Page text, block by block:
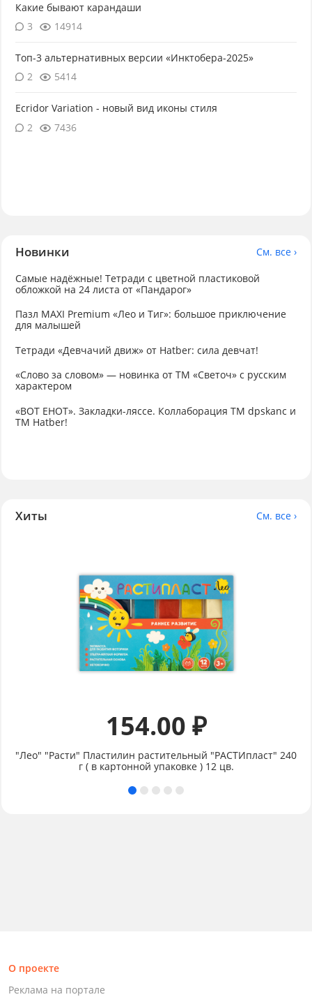
Какие бывают карандаши
3
14914
Топ-3 альтернативных версии «Инктобера-2025»
2
5414
Ecridor Variation - новый вид иконы стиля
2
7436
Новинки
См. все ›
Самые надёжные! Тетради с цветной пластиковой
обложкой на 24 листа от «Пандарог»
Пазл MAXI Premium «Лео и Тиг»: большое приключение
для малышей
Тетради «Девчачий движ» от Hatber: сила девчат!
«Слово за словом» — новинка от ТМ «Светоч» с русским
характером
«ВОТ ЕНОТ». Закладки-ляссе. Коллаборация TM dpskanc и
ТМ Hatber!
Хиты См. все ›
154.00 ₽
"Лео" "Расти" Пластилин растительный "РАСТИпласт" 240
г ( в картонной упаковке ) 12 цв.
О проекте
Реклама на портале